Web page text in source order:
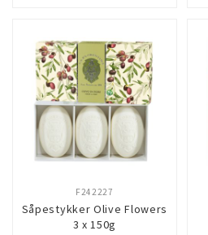
Såpestykker Olive Flowers
3 x 150g
F242227